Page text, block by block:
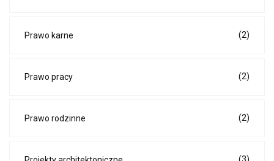
Prawo karne (2)
Prawo pracy (2)
Prawo rodzinne (2)